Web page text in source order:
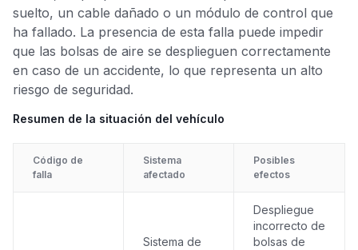
suelto, un cable dañado o un módulo de control que
ha fallado. La presencia de esta falla puede impedir
que las bolsas de aire se desplieguen correctamente
en caso de un accidente, lo que representa un alto
riesgo de seguridad.
Resumen de la situación del vehículo
Código de
falla
Sistema
afectado
Posibles
efectos
Sistema de
Despliegue
incorrecto de
bolsas de